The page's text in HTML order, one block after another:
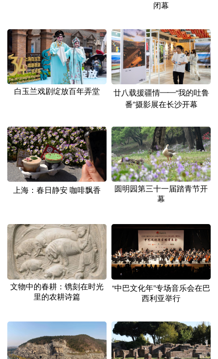
多语种频道
English Español Français عربى
Русский язык 日本語 한국어
闭幕
白玉兰戏剧绽放百年弄堂
廿八载援疆情——“我的吐鲁
番”摄影展在长沙开幕
上海：春日静安 咖啡飘香
圆明园第三十一届踏青节开
幕
文物中的春耕：镌刻在时光
里的农耕诗篇
“中巴文化年”专场音乐会在巴
西利亚举行